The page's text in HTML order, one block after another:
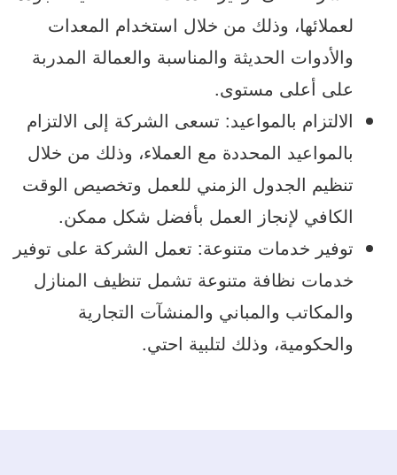
لعملائها، وذلك من خلال استخدام المعدات
والأدوات الحديثة والمناسبة والعمالة المدربة
على أعلى مستوى.
الالتزام بالمواعيد: تسعى الشركة إلى الالتزام
بالمواعيد المحددة مع العملاء، وذلك من خلال
تنظيم الجدول الزمني للعمل وتخصيص الوقت
الكافي لإنجاز العمل بأفضل شكل ممكن.
توفير خدمات متنوعة: تعمل الشركة على توفير
خدمات نظافة متنوعة تشمل تنظيف المنازل
والمكاتب والمباني والمنشآت التجارية
والحكومية، وذلك لتلبية احتي.